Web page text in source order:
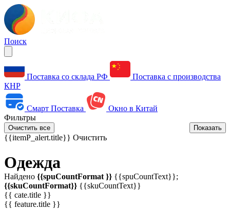
Поиск
Поставка со склада РФ
Поставка с производства
КНР
Смарт Поставка
Окно в Китай
Фильтры
Очистить все Показать
{{itemP_alert.title}} Очистить
Одежда
Найдено {{spuCountFormat }} {{spuCountText}};
{{skuCountFormat}} {{skuCountText}}
{{ cate.title }}
{{ feature.title }}